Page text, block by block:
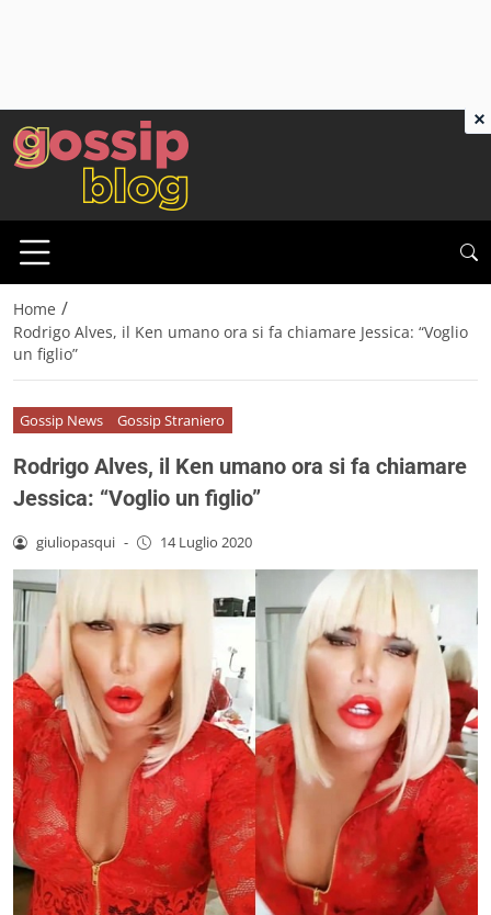
Home /
Rodrigo Alves, il Ken umano ora si fa chiamare Jessica: “Voglio
un figlio”
Gossip News Gossip Straniero
Rodrigo Alves, il Ken umano ora si fa chiamare
Jessica: “Voglio un figlio”
giuliopasqui - 14 Luglio 2020
×